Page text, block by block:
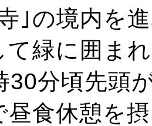
｣の境内を
て緑に囲ま
30分頃先頭
昼食休憩を